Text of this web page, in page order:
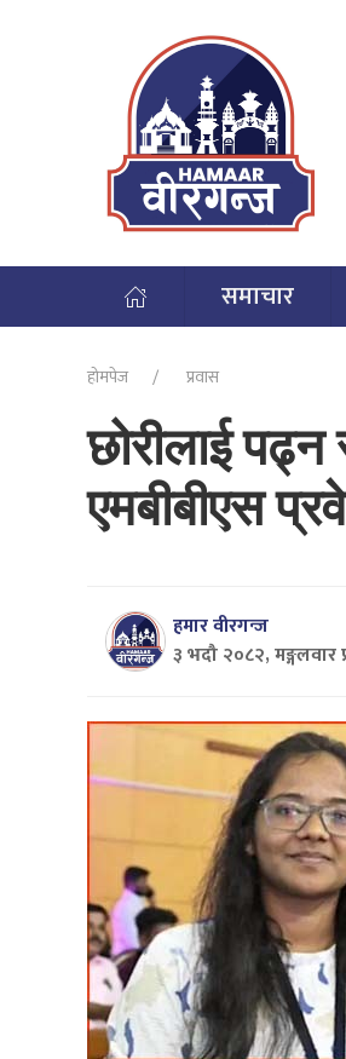
समाचार
होमपेज प्रवास
छोरीलाई
एमबीबीएस
हमार वीरगन्ज
३ भदौ २०८२, मङ्गलवार